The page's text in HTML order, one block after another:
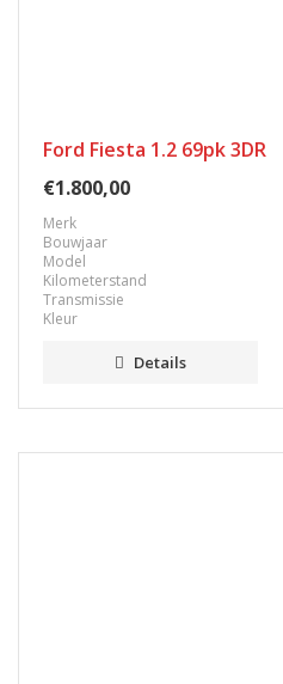
Ford Fiesta 1.2 69pk 3DR
€1.800,00
Merk
Bouwjaar
Model
Kilometerstand
Transmissie
Kleur
Details